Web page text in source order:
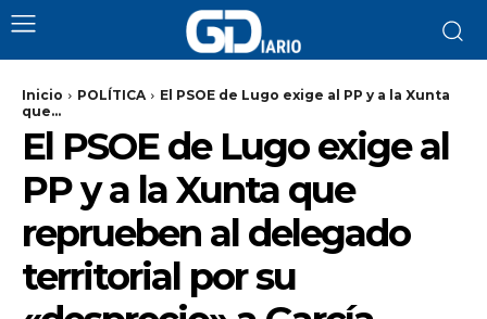
Inicio POLÍTICA
El PSOE de Lugo exige al PP y a la Xunta
que...
El PSOE de Lugo exige al
PP y a la Xunta que
reprueben al delegado
territorial por su